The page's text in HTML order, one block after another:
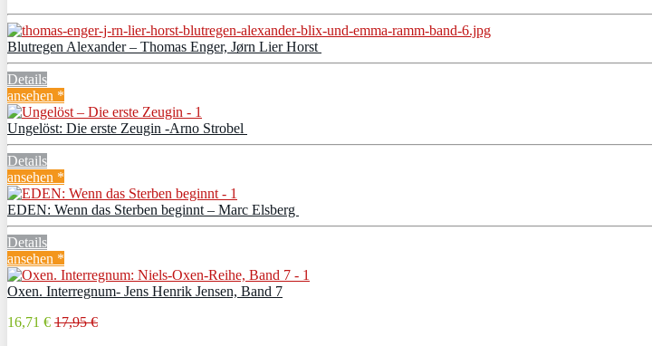
Blutregen Alexander – Thomas Enger, Jørn Lier Horst
Details
ansehen *
Ungelöst: Die erste Zeugin -Arno Strobel
Details
ansehen *
EDEN: Wenn das Sterben beginnt – Marc Elsberg
Details
ansehen *
Oxen. Interregnum- Jens Henrik Jensen, Band 7
16,71 € 17,95 €